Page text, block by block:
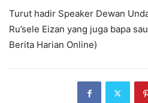
Turut hadir Speaker Dewan
Ru’sele Eizan yang juga bapa
Berita Harian Online)